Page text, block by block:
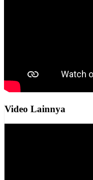
Video Lainnya